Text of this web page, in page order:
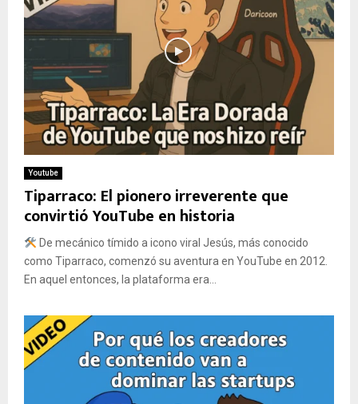
Youtube
Tiparraco: El pionero irreverente que
convirtió YouTube en historia
De mecánico tímido a icono viral Jesús, más conocido
como Tiparraco, comenzó su aventura en YouTube en 2012.
En aquel entonces, la plataforma era...